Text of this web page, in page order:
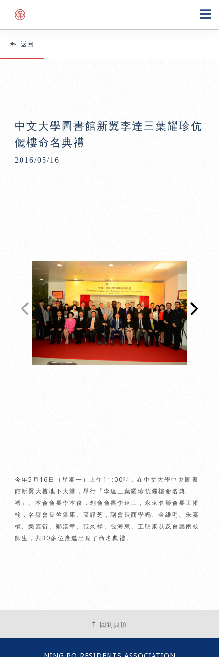
返回
中文大學圖書館新翼李達三葉耀珍伉
儷樓命名典禮
2016/05/16
今年5月16日（星期一）上午11:00時，在中文大學中央圖書
館新翼大樓地下大堂，舉行「李達三葉耀珍伉儷樓命名典
禮」。本會會長李本俊，創會會長李達三，永遠名譽會長王惟
翰，名譽會長竺銀康、高靜芝，副會長商學鳴、金維明、朱嘉
楨、樂嘉衍、鄒漢章、范久祥、包海東、王明康以及會屬兩校
師生，共30多位應邀出席了命名典禮。
回到頁頂